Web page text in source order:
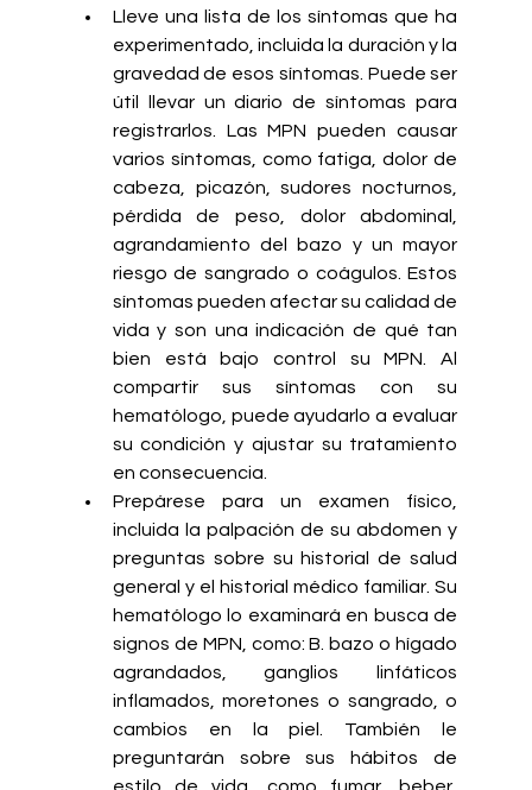
Lleve una lista de los síntomas que ha
experimentado, incluida la duración y la
gravedad de esos síntomas. Puede ser
útil llevar un diario de síntomas para
registrarlos. Las MPN pueden causar
varios síntomas, como fatiga, dolor de
cabeza, picazón, sudores nocturnos,
pérdida de peso, dolor abdominal,
agrandamiento del bazo y un mayor
riesgo de sangrado o coágulos. Estos
síntomas pueden afectar su calidad de
vida y son una indicación de qué tan
bien está bajo control su MPN. Al
compartir sus síntomas con su
hematólogo, puede ayudarlo a evaluar
su condición y ajustar su tratamiento
en consecuencia.
Prepárese para un examen físico,
incluida la palpación de su abdomen y
preguntas sobre su historial de salud
general y el historial médico familiar. Su
hematólogo lo examinará en busca de
signos de MPN, como: B. bazo o hígado
agrandados, ganglios linfáticos
inflamados, moretones o sangrado, o
cambios en la piel. También le
preguntarán sobre sus hábitos de